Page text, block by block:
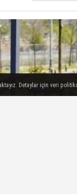
Detaylar için veri